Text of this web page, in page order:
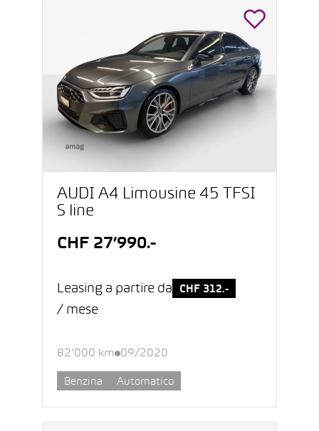
AUDI A4 Limousine 45 TFSI
S line
CHF 27’990.-
Leasing a partire da CHF 312.-
/ mese
82’000 km 09/2020
Benzina Automatico